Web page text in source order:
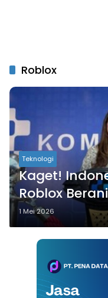
Roblox
Teknologi
Kaget!
Roblox
Demi
1 Mei 2026